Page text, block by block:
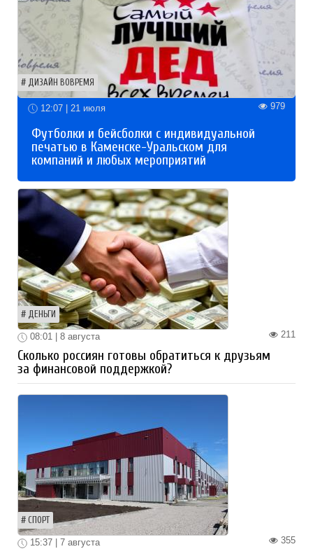
ДИЗАЙН ВОВРЕМЯ
12:07 | 21 июля 979
Футболки и бейсболки с индивидуальной
печатью в Каменске-Уральском для
компаний и любых мероприятий
ДЕНЬГИ
211
08:01 | 8 августа
Сколько россиян готовы обратиться к друзьям
за финансовой поддержкой?
СПОРТ
355
15:37 | 7 августа